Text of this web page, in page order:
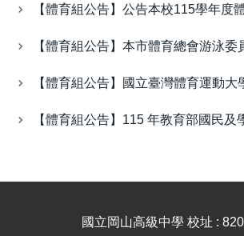
【體育組公告】公告本校115學年度
【體育組公告】本市體育總會游泳
【體育組公告】國立臺灣體育運動
【體育組公告】115 年教育部國民
國立岡山高級中學 校址 :